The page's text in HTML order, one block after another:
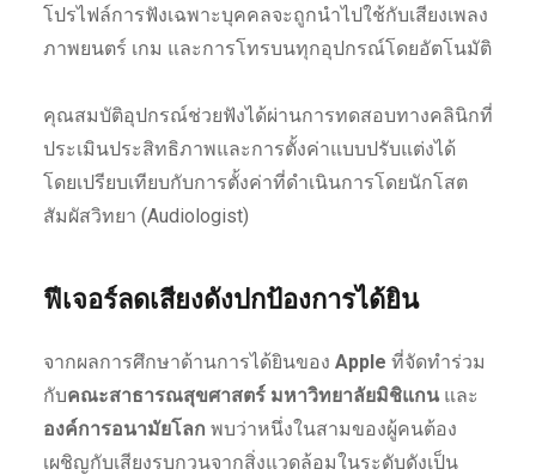
โปรไฟล์การฟังเฉพาะบุคคลจะถูกนำไปใช้กับเสียงเพลง
ภาพยนตร์ เกม และการโทรบนทุกอุปกรณ์โดยอัตโนมัติ
คุณสมบัติอุปกรณ์ช่วยฟังได้ผ่านการทดสอบทางคลินิกที่
ประเมินประสิทธิภาพและการตั้งค่าแบบปรับแต่งได้
โดยเปรียบเทียบกับการตั้งค่าที่ดำเนินการโดยนักโสต
สัมผัสวิทยา (Audiologist)
ฟีเจอร์ลดเสียงดังปกป้องการได้ยิน
จากผลการศึกษาด้านการได้ยินของ Apple ที่จัดทำร่วม
กับคณะสาธารณสุขศาสตร์ มหาวิทยาลัยมิชิแกนและ
องค์การอนามัยโลก พบว่าหนึ่งในสามของผู้คนต้อง
เผชิญกับเสียงรบกวนจากสิ่งแวดล้อมในระดับดังเป็น